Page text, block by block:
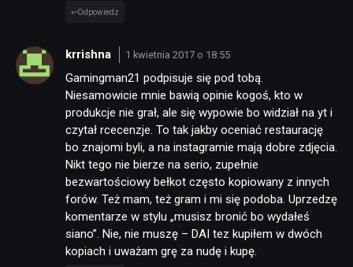
TECHNOLOGIE
DYSKUSJE
JUŻ GRALIŚMY
SKLEP
Odpowiedz
krrishna 1 kwietnia 2017 o 18:55
Gamingman21 podpisuje się pod tobą.
Niesamowicie mnie bawią opinie kogoś, kto w
produkcje nie grał, ale się wypowie bo widział na yt i
czytał rcecenzje. To tak jakby oceniać restaurację
bo znajomi byli, a na instagramie mają dobre zdjęcia.
Nikt tego nie bierze na serio, zupełnie
bezwartościowy bełkot często kopiowany z innych
forów. Też mam, też gram i mi się podoba. Uprzedzę
komentarze w stylu „musisz bronić bo wydałeś
siano”. Nie, nie muszę – DAI tez kupiłem w dwóch
kopiach i uważam grę za nudę i kupę.